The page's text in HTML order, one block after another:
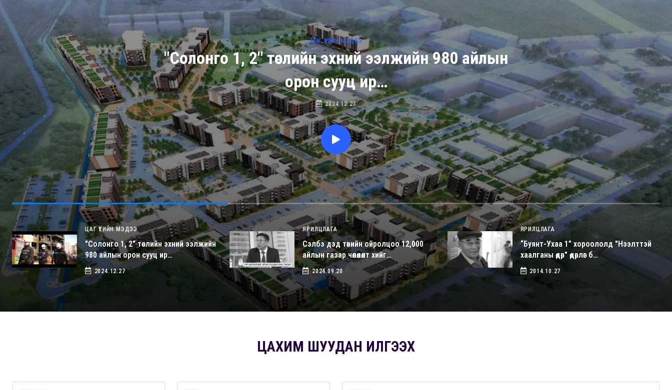
Цаг үеийн мэдээ
"Солонго 1, 2" төслийн эхний ээлжийн 980 айлын
орон сууц ир…
2024.12.27
ЦАГ ҮЕИЙН МЭДЭЭ
"Солонго 1, 2" төслийн эхний ээлжийн
980 айлын орон сууц ир…
2024.12.27
ЯРИЛЦЛАГА
Сэлбэ дэд төвийн ойролцоо 12,000
айлын газар чөлөөлөлт хийг…
2024.09.20
ЯРИЛЦЛАГА
“Буянт-Ухаа 1” хороололд "Нээлттэй
хаалганы өдөр" өдөрлөг б…
2014.10.27
ЦАХИМ ШУУДАН ИЛГЭЭХ